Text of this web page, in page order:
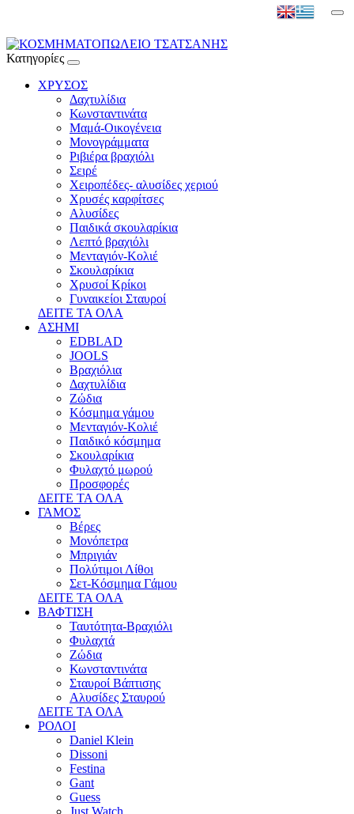
Κατηγορίες
ΧΡΥΣΟΣ
Δαχτυλίδια
Κωνσταντινάτα
Μαμά-Οικογένεια
Μονογράμματα
Ριβιέρα βραχιόλι
Σειρέ
Χειροπέδες- αλυσίδες χεριού
Χρυσές καρφίτσες
Αλυσίδες
Παιδικά σκουλαρίκια
Λεπτό βραχιόλι
Μενταγιόν-Κολιέ
Σκουλαρίκια
Χρυσοί Κρίκοι
Γυναικείοι Σταυροί
ΔΕΙΤΕ ΤΑ ΟΛΑ
ΑΣΗΜΙ
EDBLAD
JOOLS
Βραχιόλια
Δαχτυλίδια
Ζώδια
Κόσμημα γάμου
Μενταγιόν-Κολιέ
Παιδικό κόσμημα
Σκουλαρίκια
Φυλαχτό μωρού
Προσφορές
ΔΕΙΤΕ ΤΑ ΟΛΑ
ΓΑΜΟΣ
Βέρες
Μονόπετρα
Μπριγιάν
Πολύτιμοι Λίθοι
Σετ-Κόσμημα Γάμου
ΔΕΙΤΕ ΤΑ ΟΛΑ
ΒΑΦΤΙΣΗ
Ταυτότητα-Βραχιόλι
Φυλαχτά
Ζώδια
Κωνσταντινάτα
Σταυροί Βάπτισης
Αλυσίδες Σταυρού
ΔΕΙΤΕ ΤΑ ΟΛΑ
ΡΟΛΟΙ
Daniel Klein
Dissoni
Festina
Gant
Guess